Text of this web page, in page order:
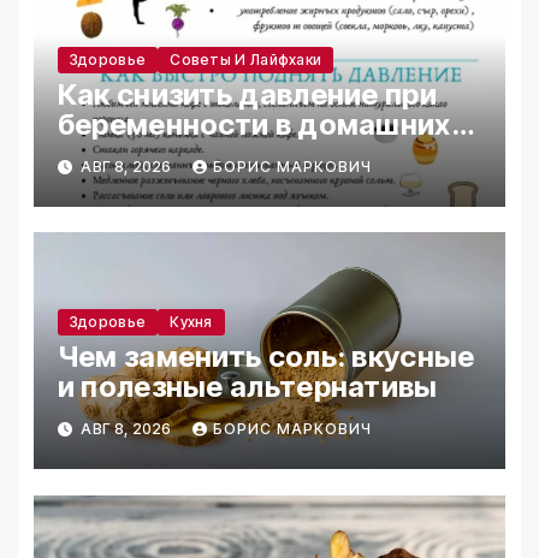
Здоровье Советы И Лайфхаки
Как снизить давление при
беременности в домашних
условиях
АВГ 8, 2026 БОРИС МАРКОВИЧ
Здоровье Кухня
Чем заменить соль: вкусные
и полезные альтернативы
АВГ 8, 2026 БОРИС МАРКОВИЧ